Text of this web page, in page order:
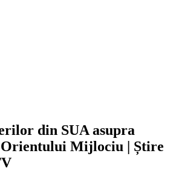
din SUA asupra
Mijlociu | Știre